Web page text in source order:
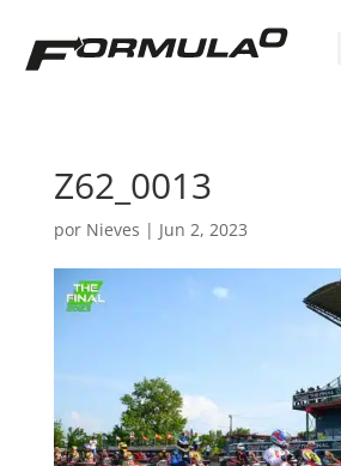
Z62_0013
por Nieves | Jun 2, 2023